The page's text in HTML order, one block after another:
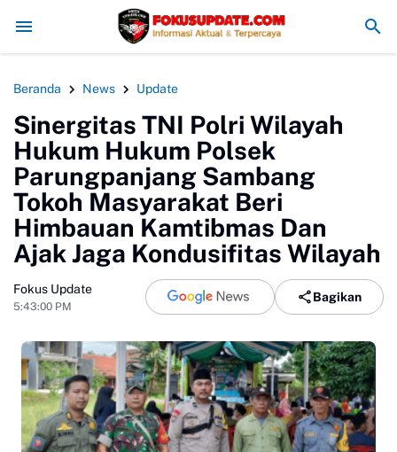
2026, Tegaskan Pentingnya Sinergi Madrasah dan Keluarga HGB
Beranda News Update
Sinergitas TNI Polri Wilayah
Hukum Hukum Polsek
Parungpanjang Sambang
Tokoh Masyarakat Beri
Himbauan Kamtibmas Dan
Ajak Jaga Kondusifitas Wilayah
Fokus Update
5:43:00 PM
Bagikan